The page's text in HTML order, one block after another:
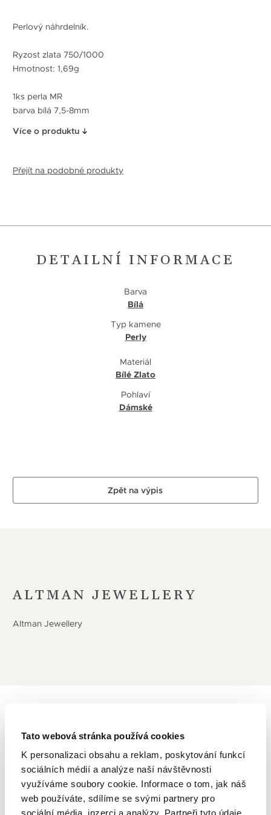
Tato webová stránka používá cookies
K personalizaci obsahu a reklam, poskytování funkcí
sociálních médií a analýze naší návštěvnosti
využíváme soubory cookie. Informace o tom, jak náš
web používáte, sdílíme se svými partnery pro
sociální média, inzerci a analýzy. Partneři tyto údaje
Perlový náhrdelník.
Ryzost zlata 750/1000
Hmotnost: 1,69g
1ks perla MR
barva bílá 7,5-8mm
Více o produktu
Přejít na podobné produkty
DETAILNÍ INFORMACE
Barva
Bílá
Typ kamene
Perly
Materiál
Bílé Zlato
Pohlaví
Dámské
Zpět na výpis
ALTMAN JEWELLERY
Altman Jewellery
DOPORUČUJEME